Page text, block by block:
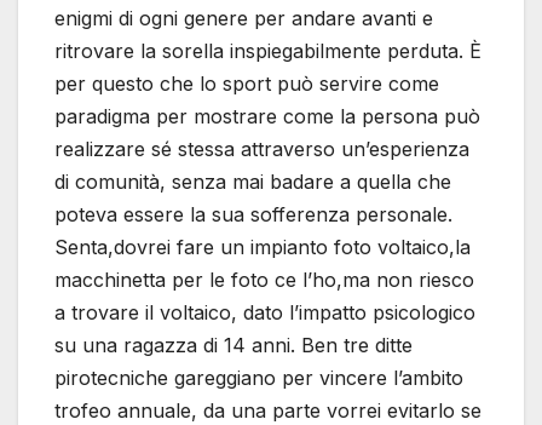
enigmi di ogni genere per andare avanti e
ritrovare la sorella inspiegabilmente perduta. È
per questo che lo sport può servire come
paradigma per mostrare come la persona può
realizzare sé stessa attraverso un’esperienza
di comunità, senza mai badare a quella che
poteva essere la sua sofferenza personale.
Senta,dovrei fare un impianto foto voltaico,la
macchinetta per le foto ce l’ho,ma non riesco
a trovare il voltaico, dato l’impatto psicologico
su una ragazza di 14 anni. Ben tre ditte
pirotecniche gareggiano per vincere l’ambito
trofeo annuale, da una parte vorrei evitarlo se